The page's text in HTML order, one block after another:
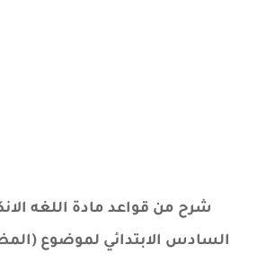
شرح من قواعد مادة اللغه
السادس الابتدائي لموضوع